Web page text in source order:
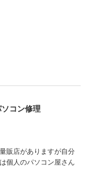
コン修理
販店がありますが自分
個人のパソコン屋さん